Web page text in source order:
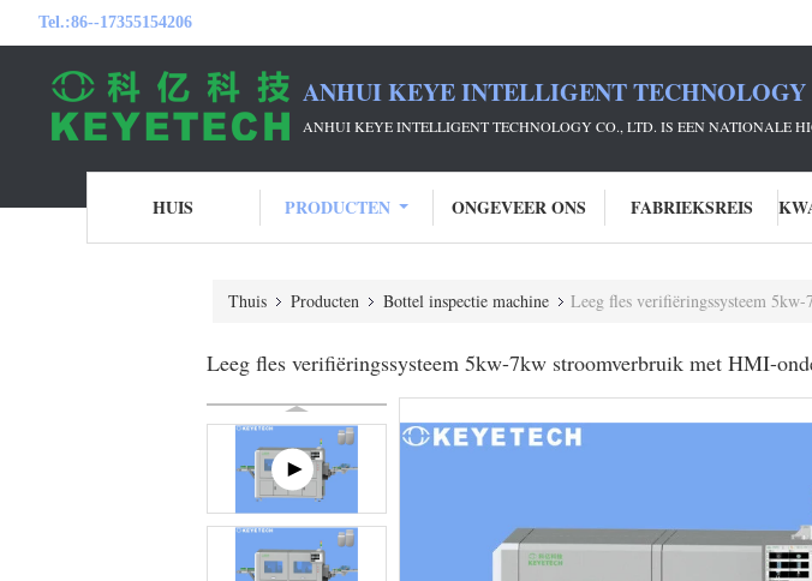
Tel.:86--17355154206
ANHUI KEYE INTELLIGENT TECHNOLOGY
ANHUI KEYE INTELLIGENT TECHNOLOGY CO., LTD. IS EEN NATIONALE
HUIS PRODUCTEN ONGEVEER ONS FABRIEKSREIS
Thuis Producten Bottel inspectie machine Leeg fles verifiëringssysteem
Leeg fles verifiëringssysteem 5kw-7kw stroomverbruik met HMI-